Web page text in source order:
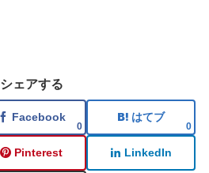
シェアする
Facebook
0
はてブ
0
Pinterest LinkedIn